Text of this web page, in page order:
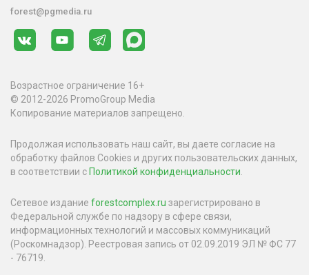
forest@pgmedia.ru
Возрастное ограничение 16+
© 2012-2026 PromoGroup Media
Копирование материалов запрещено.
Продолжая использовать наш сайт, вы даете согласие на
обработку файлов Cookies и других пользовательских данных,
в соответствии сПолитикой конфиденциальности
Сетевое издание forestcomplex.ru зарегистрировано в
Федеральной службе по надзору в сфере связи,
информационных технологий и массовых коммуникаций
(Роскомнадзор). Реестровая запись от 02.09.2019 ЭЛ № ФС 77
- 76719.